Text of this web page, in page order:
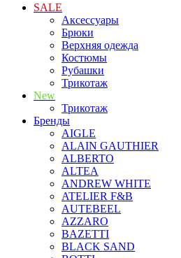
SALE
Аксессуары
Брюки
Верхняя одежда
Костюмы
Рубашки
Трикотаж
New
Трикотаж
Бренды
AIGLE
ALAIN GAUTHIER
ALBERTO
ALTEA
ANDREW WHITE
ATELIER F&B
AUTEBEEL
AZZARO
BAZETTI
BLACK SAND